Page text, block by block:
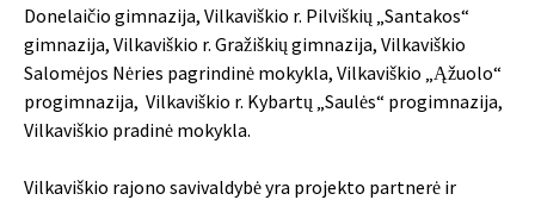
Donelaičio gimnazija, Vilkaviškio r. Pilviškių „Santakos“
gimnazija, Vilkaviškio r. Gražiškių gimnazija, Vilkaviškio
Salomėjos Nėries pagrindinė mokykla, Vilkaviškio „Ąžuolo“
progimnazija, Vilkaviškio r. Kybartų „Saulės“ progimnazija,
Vilkaviškio pradinė mokykla.
Vilkaviškio rajono savivaldybė yra projekto partnerė ir